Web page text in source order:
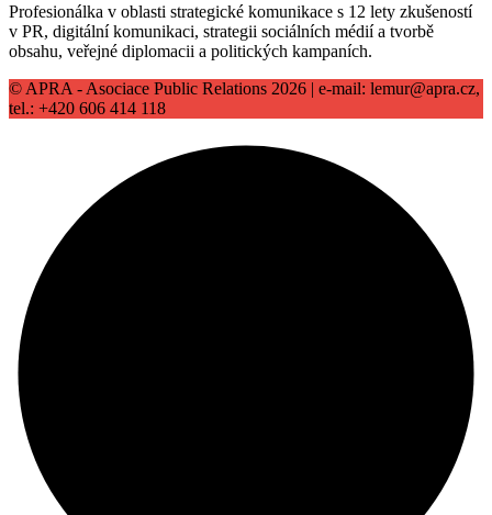
Profesionálka v oblasti strategické komunikace s 12 lety zkušeností
v PR, digitální komunikaci, strategii sociálních médií a tvorbě
obsahu, veřejné diplomacii a politických kampaních.
© APRA - Asociace Public Relations 2026 | e-mail: lemur@apra.cz,
tel.: +420 606 414 118